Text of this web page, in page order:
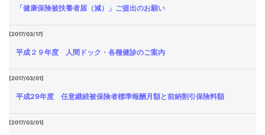
「健康保険被扶養者届（減）」ご提出のお願い
[2017/03/17]
平成２９年度 人間ドック・各種健診のご案内
[2017/03/01]
平成29年度 任意継続被保険者標準報酬月額と前納割引保険料額
[2017/03/01]